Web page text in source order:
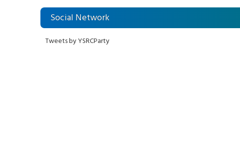
Social Network
Tweets by YSRCParty